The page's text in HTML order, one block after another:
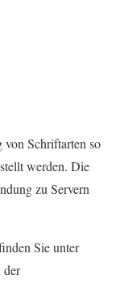
von Schriftarten so
werden. Die
zu Servern
Sie unter
der